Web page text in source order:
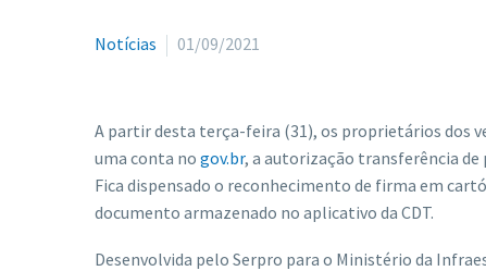
Notícias 01/09/2021
A partir desta terça-feira (31), os proprietários dos
uma conta no gov.br, a autorização transferência de
Fica dispensado o reconhecimento de firma em
documento armazenado no aplicativo da CDT.
Desenvolvida pelo Serpro para o Ministério da